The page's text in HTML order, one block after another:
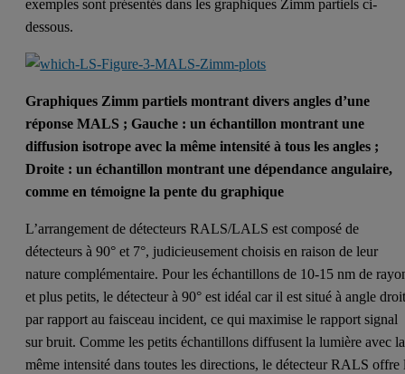
exemples sont présentés dans les graphiques Zimm partiels ci-
dessous.
Graphiques Zimm partiels montrant divers angles d’une
réponse MALS ; Gauche : un échantillon montrant une
diffusion isotrope avec la même intensité à tous les angles ;
Droite : un échantillon montrant une dépendance angulaire,
comme en témoigne la pente du graphique
L’arrangement de détecteurs RALS/LALS est composé de
détecteurs à 90° et 7°, judicieusement choisis en raison de leur
nature complémentaire. Pour les échantillons de 10-15 nm de
et plus petits, le détecteur à 90° est idéal car il est situé à angle
par rapport au faisceau incident, ce qui maximise le rapport signal
sur bruit. Comme les petits échantillons diffusent la lumière avec la
même intensité dans toutes les directions, le détecteur RALS offre